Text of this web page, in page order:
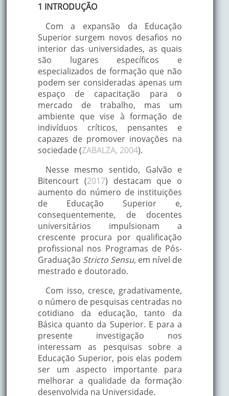
1 INTRODUÇÃO
Com a expansão da Educação
Superior surgem novos desafios no
interior das universidades, as quais
são lugares específicos e
especializados de formação que não
podem ser consideradas apenas um
espaço de capacitação para o
mercado de trabalho, mas um
ambiente que vise à formação de
indivíduos críticos, pensantes e
capazes de promover inovações na
sociedade (ZABALZA, 2004).
Nesse mesmo sentido, Galvão e
Bitencourt (2017) destacam que o
aumento do número de instituições
de Educação Superior e,
consequentemente, de docentes
universitários impulsionam a
crescente procura por qualificação
profissional nos Programas de Pós-
Graduação Stricto Sensu, em nível de
mestrado e doutorado.
Com isso, cresce, gradativamente,
o número de pesquisas centradas no
cotidiano da educação, tanto da
Básica quanto da Superior. E para a
presente investigação nos
interessam as pesquisas sobre a
Educação Superior, pois elas podem
ser um aspecto importante para
melhorar a qualidade da formação
desenvolvida na Universidade.